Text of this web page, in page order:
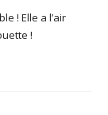
! Elle a l’air
!